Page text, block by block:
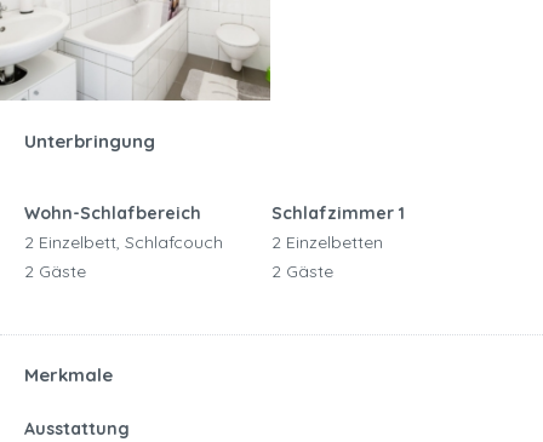
Unterbringung
Wohn-Schlafbereich
2 Einzelbett, Schlafcouch
2 Gäste
Schlafzimmer 1
2 Einzelbetten
2 Gäste
Merkmale
Ausstattung